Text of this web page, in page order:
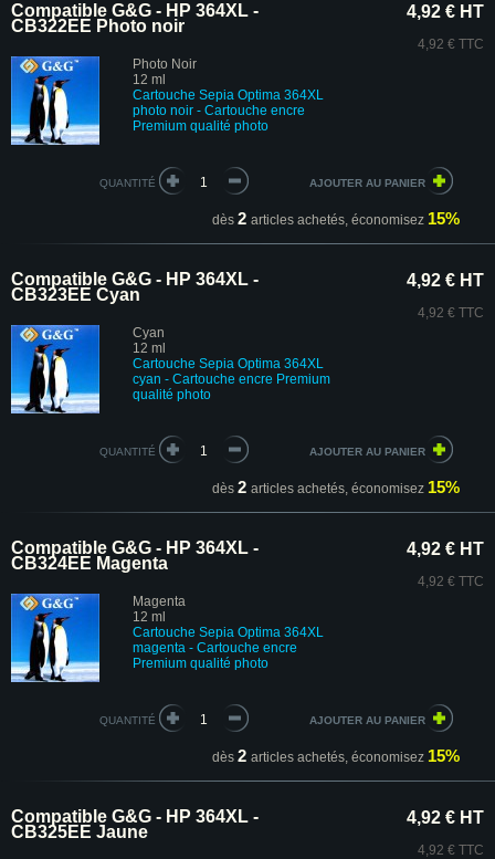
Compatible G&G - HP 364XL -
CB322EE Photo noir
Photo Noir
12 ml
Cartouche Sepia Optima 364XL
photo noir - Cartouche encre
Premium qualité photo
4,92 € HT
4,92 € TTC
QUANTITÉ
dès 2 articles achetés, économisez 15%
Compatible G&G - HP 364XL -
CB323EE Cyan
Cyan
12 ml
Cartouche Sepia Optima 364XL
cyan - Cartouche encre Premium
qualité photo
4,92 € HT
4,92 € TTC
QUANTITÉ
dès 2 articles achetés, économisez 15%
Compatible G&G - HP 364XL -
CB324EE Magenta
Magenta
12 ml
Cartouche Sepia Optima 364XL
magenta - Cartouche encre
Premium qualité photo
4,92 € HT
4,92 € TTC
QUANTITÉ
dès 2 articles achetés, économisez 15%
Compatible G&G - HP 364XL -
CB325EE Jaune
4,92 € HT
4,92 € TTC